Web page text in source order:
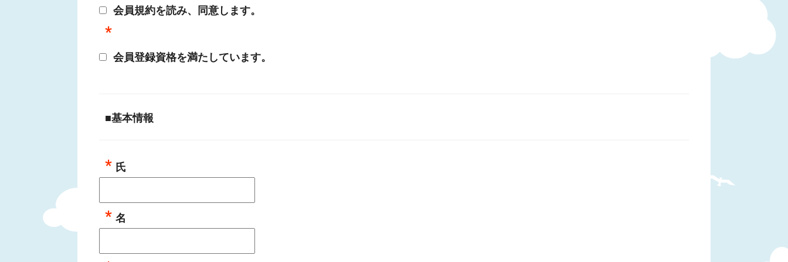
会員規約を読み、同意します。
会員登録資格を満たしています。
■基本情報
氏
名